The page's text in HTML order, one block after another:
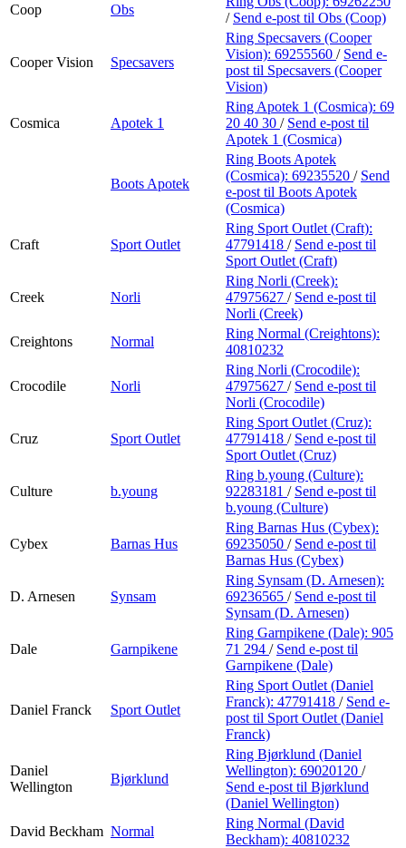
Coop Obs
/ Send e-post til Obs (Coop)
Cooper Vision Specsavers
Ring Specsavers (Cooper
Vision): 69255560 / Send e-
post til Specsavers (Cooper
Vision)
Cosmica Apotek 1
Ring Apotek 1 (Cosmica): 69
20 40 30 / Send e-post til
Apotek 1 (Cosmica)
Boots Apotek
Ring Boots Apotek
(Cosmica): 69235520 / Send
e-post til Boots Apotek
(Cosmica)
Craft Sport Outlet
Ring Sport Outlet (Craft):
47791418 / Send e-post til
Sport Outlet (Craft)
Creek Norli
Ring Norli (Creek):
47975627 / Send e-post til
Norli (Creek)
Creightons
Normal
Ring Normal (Creightons):
40810232
Crocodile Norli
Ring Norli (Crocodile):
47975627 / Send e-post til
Norli (Crocodile)
Cruz Sport Outlet
Ring Sport Outlet (Cruz):
47791418 / Send e-post til
Sport Outlet (Cruz)
Culture b.young
Ring b.young (Culture):
92283181 / Send e-post til
b.young (Culture)
Cybex Barnas Hus
Ring Barnas Hus (Cybex):
69235050 / Send e-post til
Barnas Hus (Cybex)
D. Arnesen Synsam
Ring Synsam (D. Arnesen):
69236565 / Send e-post til
Synsam (D. Arnesen)
Dale Garnpikene
Ring Garnpikene (Dale): 905
71 294 / Send e-post til
Garnpikene (Dale)
Daniel Franck Sport Outlet
Ring Sport Outlet (Daniel
Franck): 47791418 / Send e-
post til Sport Outlet (Daniel
Franck)
Daniel
Wellington
Bjørklund
Ring Bjørklund (Daniel
Wellington): 69020120 /
Send e-post til Bjørklund
(Daniel Wellington)
David Beckham Normal
Ring Normal (David
Beckham): 40810232